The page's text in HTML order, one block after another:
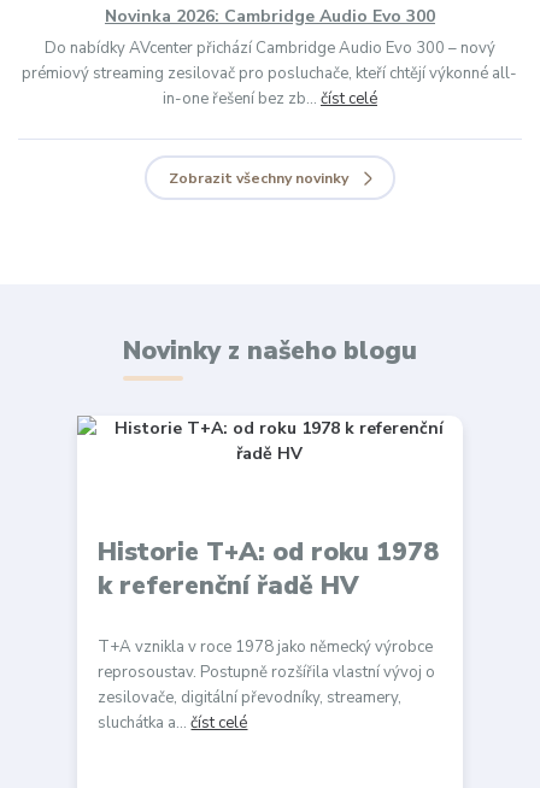
Novinka 2026: Cambridge Audio Evo 300
Do nabídky AVcenter přichází Cambridge Audio Evo 300 – nový
prémiový streaming zesilovač pro posluchače, kteří chtějí výkonné all-
in-one řešení bez zb... číst celé
Zobrazit všechny novinky
Novinky z našeho blogu
Historie T+A: od roku 1978
k referenční řadě HV
T+A vznikla v roce 1978 jako německý výrobce
reprosoustav. Postupně rozšířila vlastní vývoj o
zesilovače, digitální převodníky, streamery,
sluchátka a...číst celé